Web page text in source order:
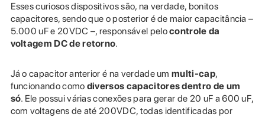
Esses curiosos dispositivos são, na verdade, bonitos
capacitores, sendo que o posterior é de maior capacitância –
5.000 uF e 20VDC –, responsável pelocontrole da
voltagem DC de retorno.
Já o capacitor anterior é na verdade ummulti-cap,
funcionando como diversos capacitores dentro de um
só. Ele possui várias conexões para gerar de 20 uF a 600 uF,
com voltagens de até 200VDC, todas identificadas por